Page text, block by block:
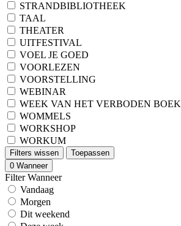
STRANDBIBLIOTHEEK
TAAL
THEATER
UITFESTIVAL
VOEL JE GOED
VOORLEZEN
VOORSTELLING
WEBINAR
WEEK VAN HET VERBODEN BOEK
WOMMELS
WORKSHOP
WORKUM
Filters wissen
Toepassen
0 Wanneer
Filter Wanneer
Vandaag
Morgen
Dit weekend